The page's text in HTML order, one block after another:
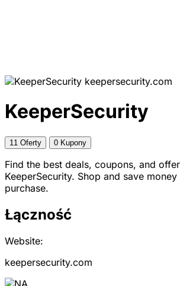
keepersecurity.com
KeeperSecurity
11 Oferty 0 Kupony
Find the best deals, coupons, and
KeeperSecurity. Shop and save
purchase.
Łączność
Website:
keepersecurity.com